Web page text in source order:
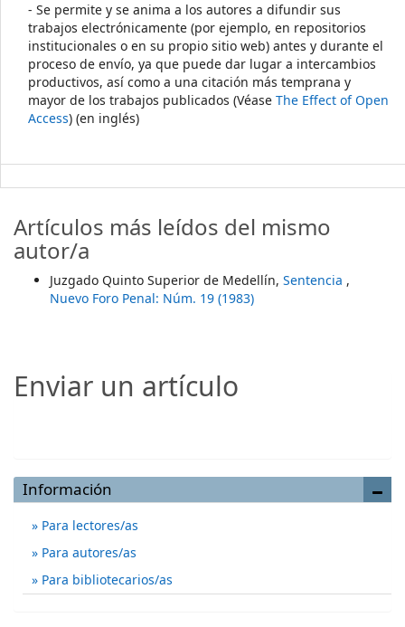
- Se permite y se anima a los autores a difundir sus
trabajos electrónicamente (por ejemplo, en repositorios
institucionales o en su propio sitio web) antes y durante el
proceso de envío, ya que puede dar lugar a intercambios
productivos, así como a una citación más temprana y
mayor de los trabajos publicados (Véase The Effect of Open
Access) (en inglés)
Artículos más leídos del mismo
autor/a
Juzgado Quinto Superior de Medellín, Sentencia ,
Nuevo Foro Penal: Núm. 19 (1983)
Enviar un artículo
Información
Para lectores/as
Para autores/as
Para bibliotecarios/as